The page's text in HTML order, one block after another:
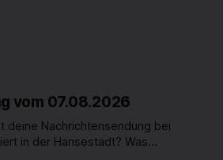
vom 07.08.2026
deine Nachrichtensendung bei
in der Hansestadt? Was